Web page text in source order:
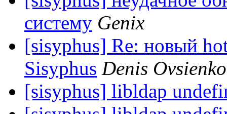
систему Genix
[sisyphus] Re: новый
Sisyphus Denis Ovsienko
[sisyphus] libldap